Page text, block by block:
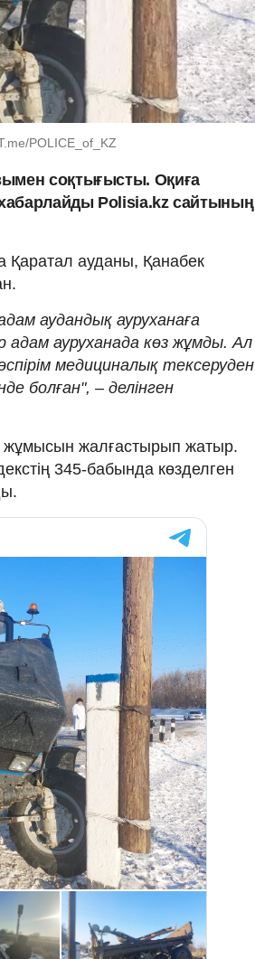
POLICE_of_KZ
соқтығысты. Оқиға
Polisia.kz сайтының
Қаратал ауданы, Қанабек
аудандық ауруханаға
адам ауруханада көз жұмды. Ал
медициналық тексеруден
болған", – делінген
жұмысын жалғастырып жатыр.
345-бабында көзделген